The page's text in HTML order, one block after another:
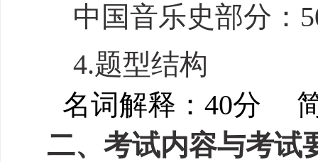
中国音乐史部分 ： 5
4.题型结构
名词解释 ：40分
二、考试内容与考试